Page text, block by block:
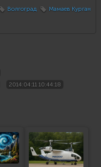
Волгоград Мамаев Курган
2014:04:11 10:44:18